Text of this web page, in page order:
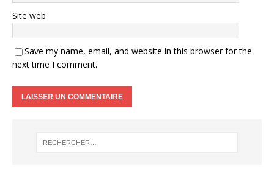
Site web
Save my name, email, and website in this browser for the
next time I comment.